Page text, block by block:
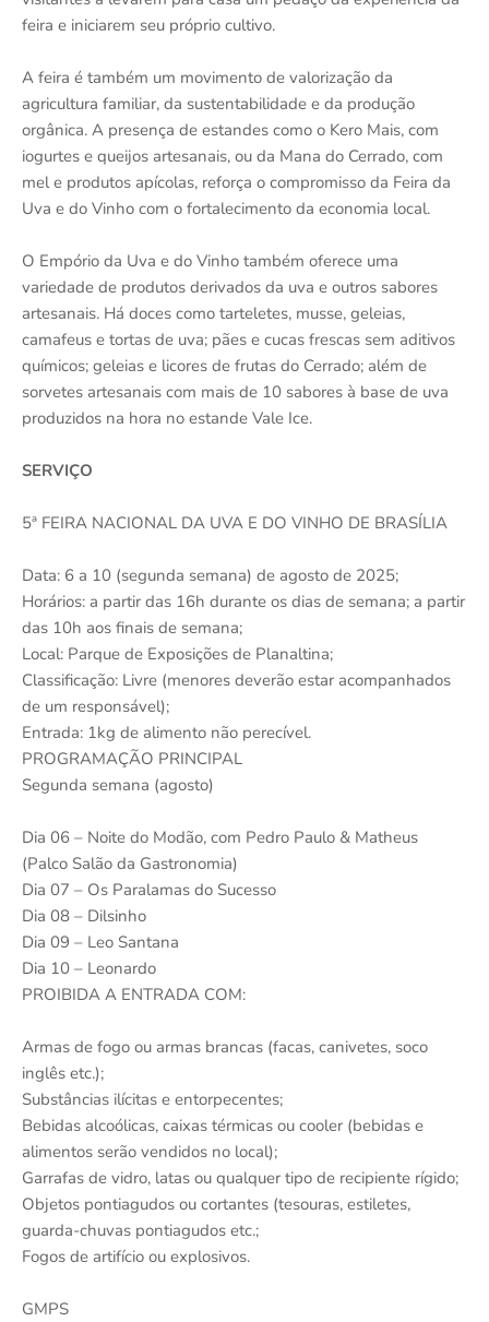
feira e iniciarem seu próprio cultivo.
A feira é também um movimento de valorização da
agricultura familiar, da sustentabilidade e da produção
orgânica. A presença de estandes como o Kero Mais, com
iogurtes e queijos artesanais, ou da Mana do Cerrado, com
mel e produtos apícolas, reforça o compromisso da Feira da
Uva e do Vinho com o fortalecimento da economia local.
O Empório da Uva e do Vinho também oferece uma
variedade de produtos derivados da uva e outros sabores
artesanais. Há doces como tarteletes, musse, geleias,
camafeus e tortas de uva; pães e cucas frescas sem aditivos
químicos; geleias e licores de frutas do Cerrado; além de
sorvetes artesanais com mais de 10 sabores à base de uva
produzidos na hora no estande Vale Ice.
SERVIÇO
5ª FEIRA NACIONAL DA UVA E DO VINHO DE BRASÍLIA
Data: 6 a 10 (segunda semana) de agosto de 2025;
Horários: a partir das 16h durante os dias de semana; a partir
das 10h aos finais de semana;
Local: Parque de Exposições de Planaltina;
Classificação: Livre (menores deverão estar acompanhados
de um responsável);
Entrada: 1kg de alimento não perecível.
PROGRAMAÇÃO PRINCIPAL
Segunda semana (agosto)
Dia 06 – Noite do Modão, com Pedro Paulo & Matheus
(Palco Salão da Gastronomia)
Dia 07 – Os Paralamas do Sucesso
Dia 08 – Dilsinho
Dia 09 – Leo Santana
Dia 10 – Leonardo
PROIBIDA A ENTRADA COM:
Armas de fogo ou armas brancas (facas, canivetes, soco
inglês etc.);
Substâncias ilícitas e entorpecentes;
Bebidas alcoólicas, caixas térmicas ou cooler (bebidas e
alimentos serão vendidos no local);
Garrafas de vidro, latas ou qualquer tipo de recipiente rígido;
Objetos pontiagudos ou cortantes (tesouras, estiletes,
guarda-chuvas pontiagudos etc.;
Fogos de artifício ou explosivos.
GMPS